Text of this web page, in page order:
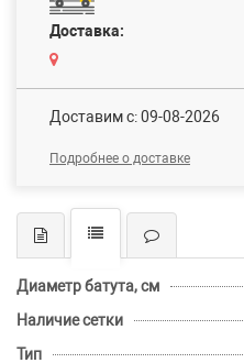
Доставка:
Доставим c: 09-08-2026
Подробнее о доставке
Диаметр батута, см
Наличие сетки
Тип